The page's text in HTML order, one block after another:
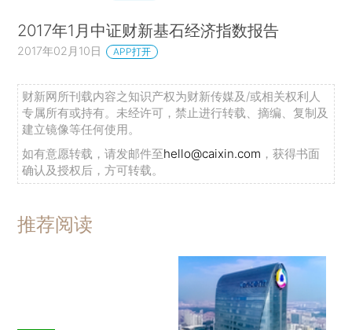
2017年1月中证财新基石经济指数报告
2017年02月10日 APP打开
财新网所刊载内容之知识产权为财新传媒及/或相关权利人
专属所有或持有。未经许可，禁止进行转载、摘编、复制及
建立镜像等任何使用。
如有意愿转载，请发邮件至hello@caixin.com ，获得书面
确认及授权后，方可转载。
推荐阅读